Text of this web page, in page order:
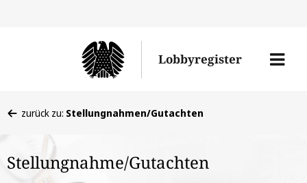
Lobbyregister
Menü
befinden
hier:
zurück zu: Stellungnahmen/Gutachten
Stellungnahme/Gutachten